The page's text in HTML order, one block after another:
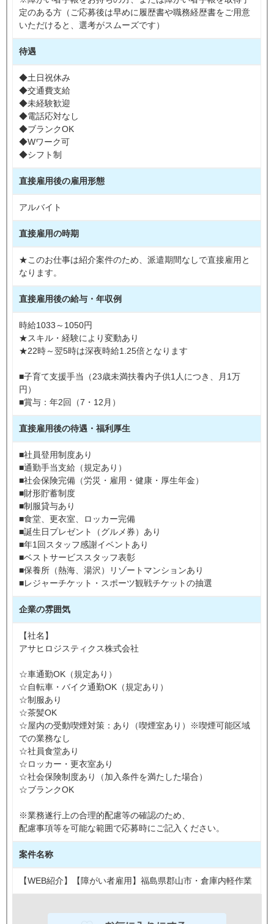
定のある方（ご応募後は早めに履歴書や職務経歴書をご用意
いただけると、選考がスムーズです）
待遇
◆土日祝休み
◆交通費支給
◆未経験歓迎
◆電話応対なし
◆ブランクOK
◆Wワーク可
◆シフト制
直接雇用後の雇用形態
アルバイト
直接雇用の時期
★このお仕事は紹介案件のため、派遣期間なしで直接雇用と
なります。
直接雇用後の給与・年収例
時給1033～1050円
★スキル・経験により変動あり
★22時～翌5時は深夜時給1.25倍となります
■子育て支援手当（23歳未満扶養内子供1人につき、月1万
円）
■賞与：年2回（7・12月）
直接雇用後の待遇・福利厚生
■社員登用制度あり
■通勤手当支給（規定あり）
■社会保険完備（労災・雇用・健康・厚生年金）
■財形貯蓄制度
■制服貸与あり
■食堂、更衣室、ロッカー完備
■誕生日プレゼント（グルメ券）あり
■年1回スタッフ感謝イベントあり
■ベストサービススタッフ表彰
■保養所（熱海、湯沢）リゾートマンションあり
■レジャーチケット・スポーツ観戦チケットの抽選
企業の雰囲気
【社名】
アサヒロジスティクス株式会社
☆車通勤OK（規定あり）
☆自転車・バイク通勤OK（規定あり）
☆制服あり
☆茶髪OK
☆屋内の受動喫煙対策：あり（喫煙室あり）※喫煙可能区域
での業務なし
☆社員食堂あり
☆ロッカー・更衣室あり
☆社会保険制度あり（加入条件を満たした場合）
☆ブランクOK
※業務遂行上の合理的配慮等の確認のため、
配慮事項等を可能な範囲で応募時にご記入ください。
案件名称
【WEB紹介】【障がい者雇用】福島県郡山市・倉庫内軽作業